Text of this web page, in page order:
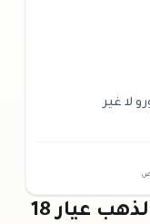
لا غير
رسم بياني لسعر الجنيه الذهب عيار 18